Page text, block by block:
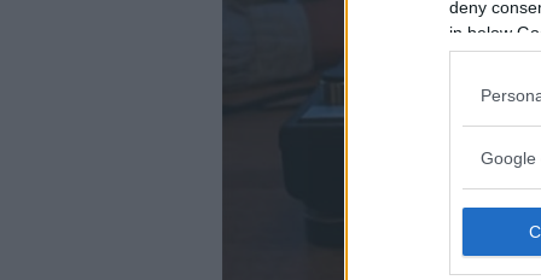
deny
in below
Google